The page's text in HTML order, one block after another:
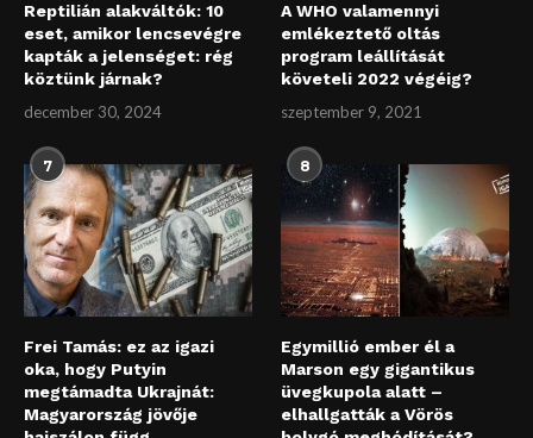
Reptilián alakváltók: 10
eset, amikor lencsevégre
kapták a jelenséget: rég
köztünk járnak?
december 30, 2024
A WHO valamennyi
emlékeztető oltás
program leállítását
követeli 2022 végéig?
szeptember 9, 2021
7
Frei Tamás: ez az igazi
oka, hogy Putyin
megtámadta Ukrajnát:
Magyarország jövője
8
Egymillió ember él a
Marson egy gigantikus
üvegkupola alatt –
elhallgatták a Vörös